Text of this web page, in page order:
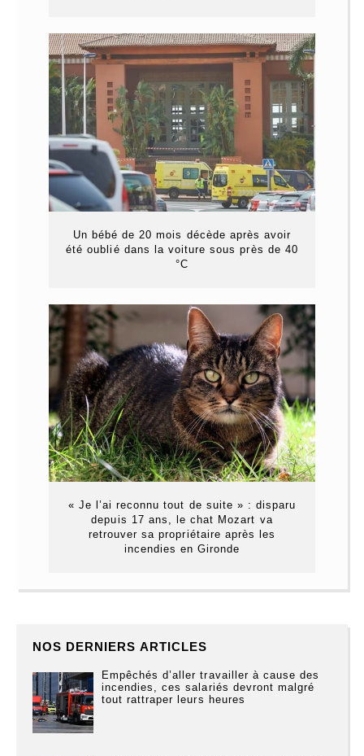
Un bébé de 20 mois décède après avoir
été oublié dans la voiture sous près de 40
°C
« Je l’ai reconnu tout de suite » : disparu
depuis 17 ans, le chat Mozart va
retrouver sa propriétaire après les
incendies en Gironde
NOS DERNIERS ARTICLES
Empêchés d’aller travailler à cause des
incendies, ces salariés devront malgré
tout rattraper leurs heures